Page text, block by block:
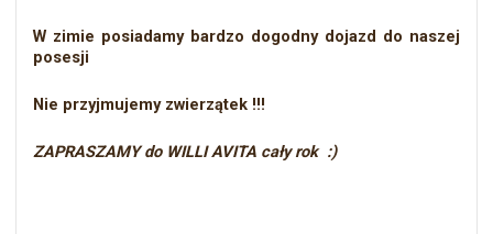
W zimie posiadamy bardzo dogodny dojazd do naszej
posesji
Nie przyjmujemy zwierzątek !!!
ZAPRASZAMY do WILLI AVITA cały rok :)